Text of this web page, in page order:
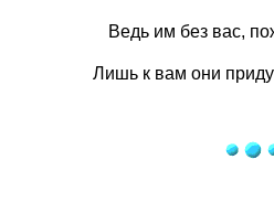
Ведь им без вас,
Лишь к вам они